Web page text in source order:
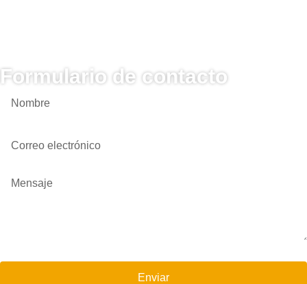
Formulario de contacto
Enviar